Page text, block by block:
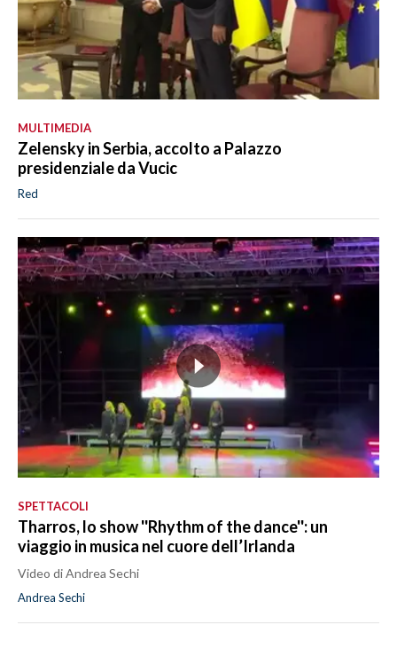
MULTIMEDIA
Zelensky in Serbia, accolto a Palazzo
presidenziale da Vucic
Red
SPETTACOLI
Tharros, lo show ''Rhythm of the dance'': un
viaggio in musica nel cuore dell’Irlanda
Video di Andrea Sechi
Andrea Sechi